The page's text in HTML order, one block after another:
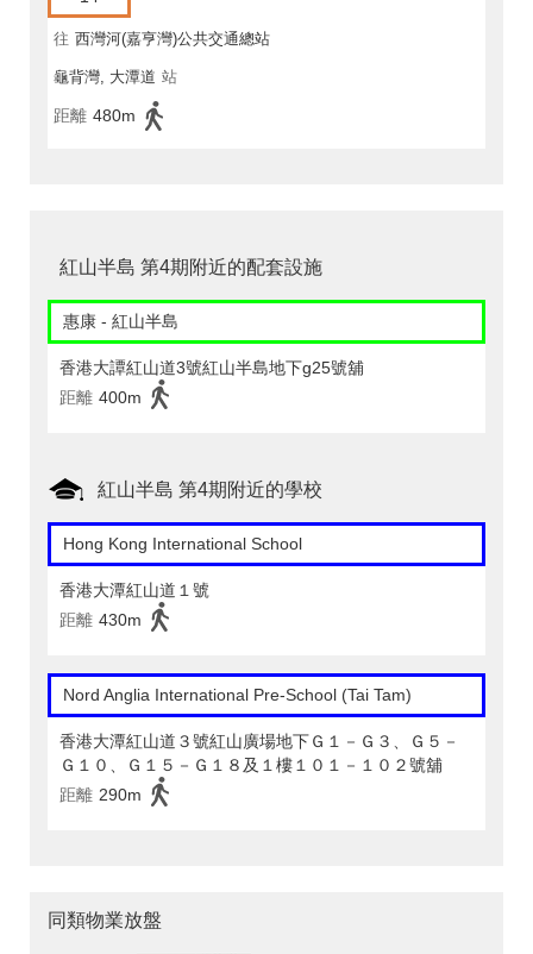
往 西灣河(嘉亨灣)公共交通總站
龜背灣, 大潭道 站
距離 480m
紅山半島 第4期附近的配套設施
惠康 - 紅山半島
香港大譚紅山道3號紅山半島地下g25號舖
距離 400m
紅山半島 第4期附近的學校
Hong Kong International School
香港大潭紅山道１號
距離 430m
Nord Anglia International Pre-School (Tai Tam)
香港大潭紅山道３號紅山廣場地下Ｇ１－Ｇ３、Ｇ５－
Ｇ１０、Ｇ１５－Ｇ１８及１樓１０１－１０２號舖
距離 290m
同類物業放盤